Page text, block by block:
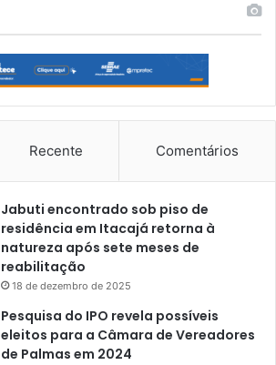
Recente Comentários
Jabuti encontrado sob piso de
residência em Itacajá retorna à
natureza após sete meses de
reabilitação
18 de dezembro de 2025
Pesquisa do IPO revela possíveis
eleitos para a Câmara de Vereadores
de Palmas em 2024